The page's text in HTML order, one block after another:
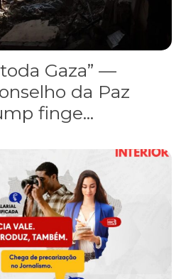
Gaza” —
da Paz
finge...
e revistas do interior